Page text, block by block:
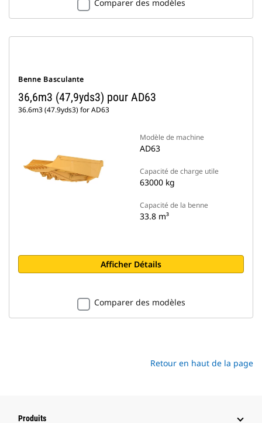
Comparer des modèles
Benne Basculante
36,6m3 (47,9yds3) pour AD63
36.6m3 (47.9yds3) for AD63
Modèle de machine
AD63
Capacité de charge utile
63000 kg
Capacité de la benne
33.8 m³
Afficher Détails
Comparer des modèles
Retour en haut de la page
Produits